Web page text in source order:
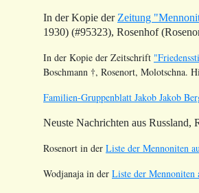
In der Kopie derZeitung
1930) (#95323), Rosenhof(
In der Kopie der Zeitschrift
Boschmann †, Rosenort, Molotschna.
Familien-Gruppenblatt Jakob Jakob
Neuste Nachrichten aus Russland,
Rosenort in der Liste der Mennoniten
Wodjanaja in der Liste der Mennoniten